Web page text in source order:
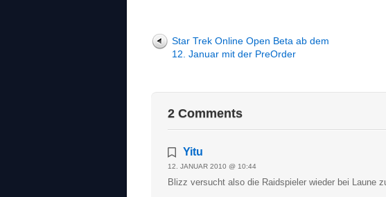
Star Trek Online Open Beta ab dem
12. Januar mit der PreOrder
2 Comments
Yitu
12. JANUAR 2010 @ 10:44
Blizz versucht also die Raidspieler wieder bei Laune